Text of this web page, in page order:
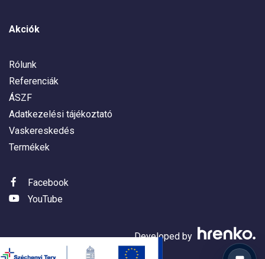
Akciók
Rólunk
Referenciák
ÁSZF
Adatkezelési tájékoztató
Vaskereskedés
Termékek
Facebook
YouTube
Developed by